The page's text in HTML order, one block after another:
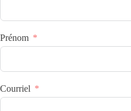
Prénom
Courriel